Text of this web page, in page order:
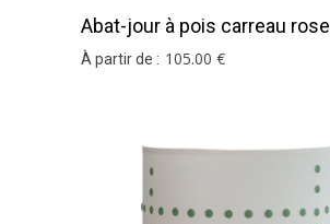
Abat-jour à pois carreau rose
À partir de : 105.00 €